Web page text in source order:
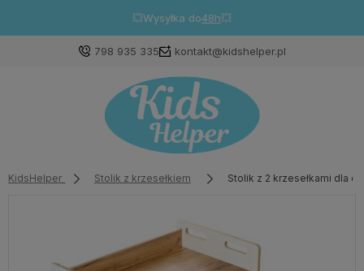
💥Wysyłka do48h💥
798 935 335 kontakt@kidshelper.pl
KidsHelper Stolik z krzesełkiem Stolik z 2 krzesełkami dla